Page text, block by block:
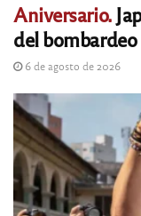
Aniversario.
del
6 de agosto de 2026